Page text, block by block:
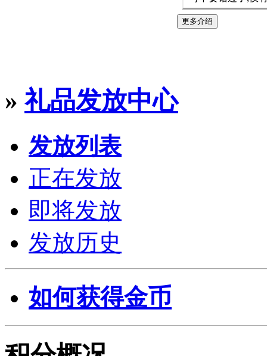
更多介绍
» 礼品发放中心
发放列表
正在发放
即将发放
发放历史
如何获得金币